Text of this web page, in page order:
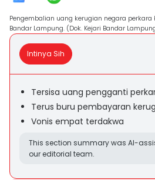
Pengembalian uang kerugian negara perkara
Bandar Lampung. (Dok. Kejari Bandar
Intinya Sih
Tersisa uang pengganti
Terus buru pembayaran
Vonis empat terdakwa
This section summary was AI-
our editorial team.